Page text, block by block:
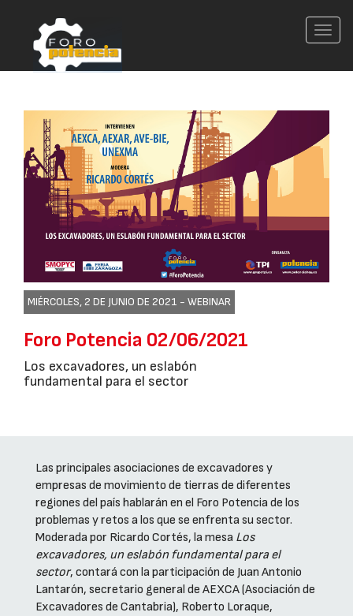
MIÉRCOLES, 2 DE JUNIO DE 2021 - WEBINAR
Foro Potencia 02/06/2021
Los excavadores, un eslabón
fundamental para el sector
Las principales asociaciones de excavadores y
empresas de movimiento de tierras de diferentes
regiones del país hablarán en el Foro Potencia de los
problemas y retos a los que se enfrenta su sector.
Moderada por Ricardo Cortés, la mesa Los
excavadores, un eslabón fundamental para el
sector, contará con la participación de Juan Antonio
Lantarón, secretario general de AEXCA (Asociación de
Excavadores de Cantabria), Roberto Loraque,